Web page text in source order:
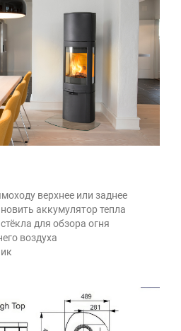
верхнее или заднее
аккумулятор тепла
для обзора огня
воздуха